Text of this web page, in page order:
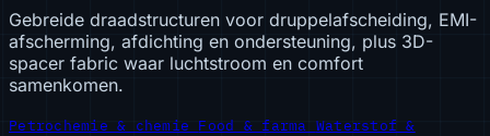
Gebreide draadstructuren voor druppelafscheiding, EMI-
afscherming, afdichting en ondersteuning, plus 3D-
spacer fabric waar luchtstroom en comfort
samenkomen.
Petrochemie & chemie Food & farma Waterstof &